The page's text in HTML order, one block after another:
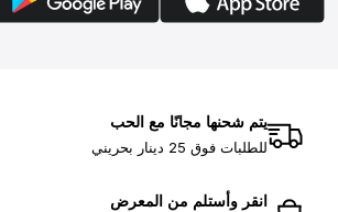
يتم شحنها مجانًا مع الحب
للطلبات فوق 25 دينار بحريني
انقر وأستلم من المعرض